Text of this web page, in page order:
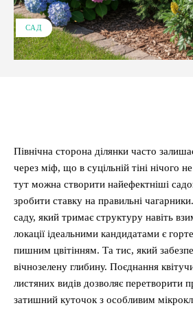
САД
Північна сторона ділянки часто
через міф, що в суцільній тіні нічого
тут можна створити найефектніші
зробити ставку на правильні
саду, який тримає структуру навіть
локації ідеальними кандидатами є
пишним цвітінням. Та тис, який
вічнозелену глибину. Поєднання
листяних видів дозволяє перетворити
затишний куточок з особливим